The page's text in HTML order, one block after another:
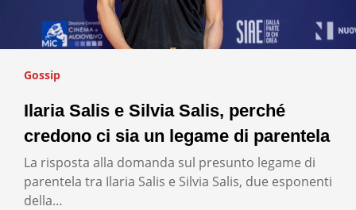
Gossip
Ilaria Salis e Silvia Salis, perché
credono ci sia un legame di parentela
La risposta alla domanda sul presunto legame di
parentela tra Ilaria Salis e Silvia Salis, due esponenti
della…